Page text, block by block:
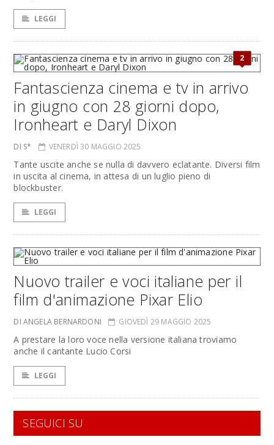
LEGGI
2
Fantascienza cinema e tv in arrivo
in giugno con 28 giorni dopo,
Ironheart e Daryl Dixon
DI S* VENERDÌ 30 MAGGIO 2025
Tante uscite anche se nulla di davvero eclatante. Diversi film
in uscita al cinema, in attesa di un luglio pieno di
blockbuster.
LEGGI
Nuovo trailer e voci italiane per il
film d'animazione Pixar Elio
DI ANGELA BERNARDONI GIOVEDÌ 29 MAGGIO 2025
A prestare la loro voce nella versione italiana troviamo
anche il cantante Lucio Corsi
LEGGI
SEGUICI SU